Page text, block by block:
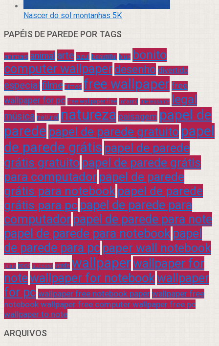
Nascer do sol montanhas 5K
PAPÉIS DE PAREDE POR TAGS
animais animal arte azul beautiful blue bonito
computer wallpaper desenho divertido
especial filme filmes free wallpaper free
wallpaper for pc free wallpaper free infantil interessante legal
música natural natureza paisagem papel de
parede papel de parede gratuito papel
de parede grátis papel de parede
grátis gratuito papel de parede grátis
para computador papel de parede
grátis para notebook papel de parede
grátis para pc papel de parede para
computador papel de parede para note
papel de parede para notebook papel
de parede para pc paper wall notebook
praia rock sucesso verde wallpaperwallpaper for
notewallpaper for notebookwallpaper
for pc wallpaper free notebook paper wallpaper free
notebook wallpaper free computer wallpaper free pc
wallpaper to note
ARQUIVOS